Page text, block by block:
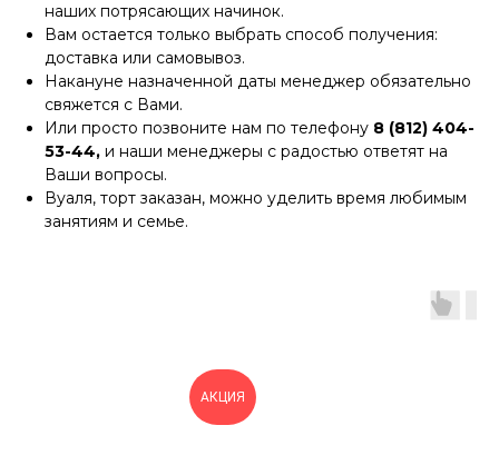
наших потрясающих начинок.
Вам остается только выбрать способ получения:
доставка или самовывоз.
Накануне назначенной даты менеджер обязательно
свяжется с Вами.
Или просто позвоните нам по телефону 8 (812) 404-
53-44, и наши менеджеры с радостью ответят на
Ваши вопросы.
Вуаля, торт заказан, можно уделить время любимым
занятиям и семье.
АКЦИЯ